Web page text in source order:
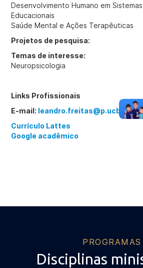
Desenvolvimento Humano em
Educacionais
Saúde Mental e Ações Terapêuticas
Projetos de pesquisa:
Temas de interesse:
Neuropsicologia
Links Profissionais
E-mail: leandro.freitas@p.ucb.br
Currículo Lattes
Google acadêmico
PROGRAMAS
Disciplinas